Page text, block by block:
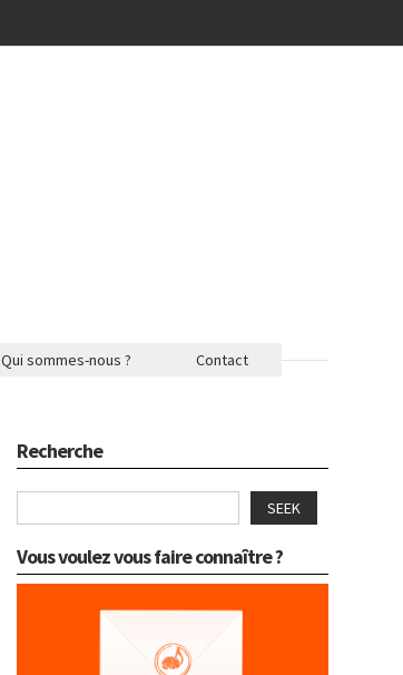
Qui sommes-nous ? Contact
Recherche
SEEK
Vous voulez vous faire connaître ?